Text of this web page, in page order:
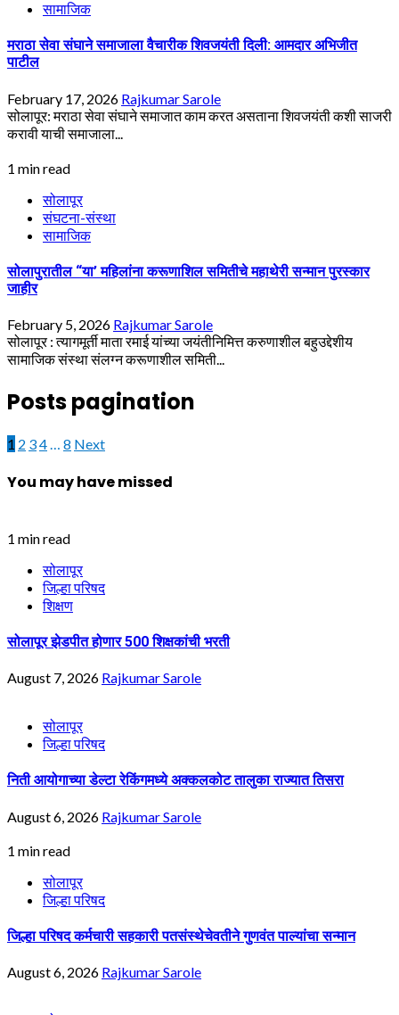
सामाजिक
मराठा सेवा संघाने समाजाला वैचारीक शिवजयंती दिली: आमदार अभिजीत
पाटील
February 17, 2026 Rajkumar Sarole
सोलापूर: मराठा सेवा संघाने समाजात काम करत असताना शिवजयंती कशी साजरी
करावी याची समाजाला...
1 min read
सोलापूर
संघटना-संस्था
सामाजिक
सोलापुरातील “या’ महिलांना करूणाशिल समितीचे महाथेरी सन्मान पुरस्कार
जाहीर
February 5, 2026 Rajkumar Sarole
सोलापूर : त्यागमूर्ती माता रमाई यांच्या जयंतीनिमित्त करुणाशील बहुउद्देशीय
सामाजिक संस्था संलग्न करूणाशील समिती...
Posts pagination
1 2 34… 8 Next
You may have missed
1 min read
सोलापूर
जिल्हा परिषद
शिक्षण
सोलापूर झेडपीत होणार 500 शिक्षकांची भरती
August 7, 2026 Rajkumar Sarole
सोलापूर
जिल्हा परिषद
निती आयोगाच्या डेल्टा रेकिंगमध्ये अक्कलकोट तालुका राज्यात तिसरा
August 6, 2026 Rajkumar Sarole
1 min read
सोलापूर
जिल्हा परिषद
जिल्हा परिषद कर्मचारी सहकारी पतसंस्थेचेवतीने गुणवंत पाल्यांचा सन्मान
August 6, 2026 Rajkumar Sarole